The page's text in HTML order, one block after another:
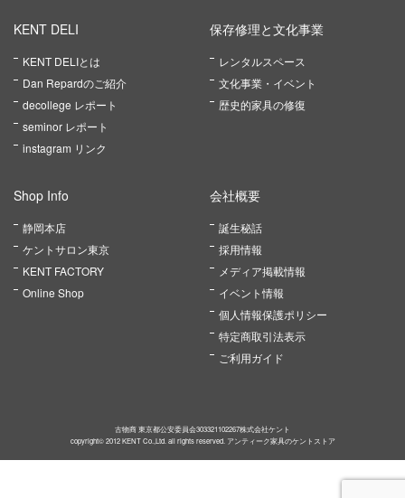
KENT DELI
KENT DELIとは
Dan Repardのご紹介
decollege レポート
seminor レポート
instagram リンク
保存修理と文化事業
レンタルスペース
文化事業・イベント
歴史的家具の修復
Shop Info
静岡本店
ケントサロン東京
KENT FACTORY
Online Shop
会社概要
誕生秘話
採用情報
メディア掲載情報
イベント情報
個人情報保護ポリシー
特定商取引法表示
ご利用ガイド
古物商 東京都公安委員会303321102267株式会社ケント
copyright© 2012 KENT Co.,Ltd. all rights reserved. アンティーク家具のケントストア